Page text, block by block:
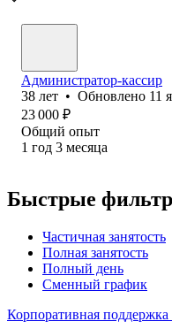
Администратор-кассир
38 лет • Обновлено 11
23 000 ₽
Общий опыт
1 год 3 месяца
Быстрые
Частичная занятость
Полная занятость
Полный день
Сменный график
Корпоративная поддержка